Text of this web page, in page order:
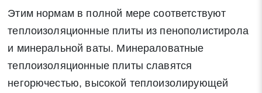
Этим нормам в полной мере соответствуют
теплоизоляционные плиты из пенополистирола
и минеральной ваты. Минераловатные
теплоизоляционные плиты славятся
негорючестью, высокой теплоизолирующей